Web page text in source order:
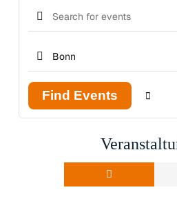
Find Events